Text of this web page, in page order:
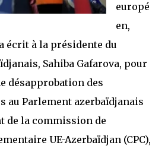
europé
en,
écrit à la présidente du
Sahiba Gafarova, pour
désapprobation des
au Parlement azerbaïdjanais
de la commission de
UE-Azerbaïdjan (CPC),